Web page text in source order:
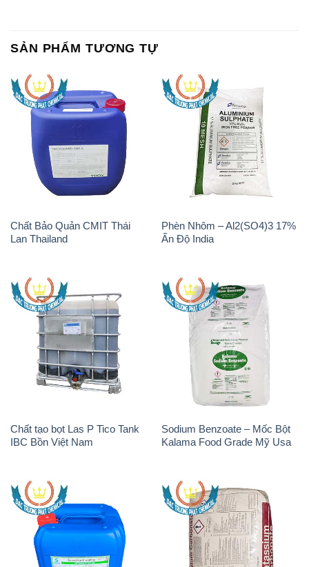
SẢN PHẨM TƯƠNG TỰ
Chất Bảo Quản CMIT Thái
Lan Thailand
Phèn Nhôm – Al2(SO4)3 17%
Ấn Độ India
Chất tạo bọt Las P Tico Tank
IBC Bồn Việt Nam
Sodium Benzoate – Mốc Bột
Kalama Food Grade Mỹ Usa